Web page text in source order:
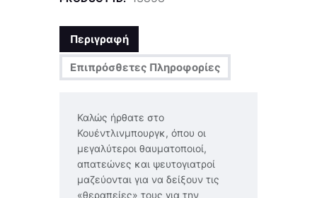
Περιγραφή
Επιπρόσθετες Πληροφορίες
Καλώς ήρθατε στο
Κουέντλινμπουργκ, όπου οι
μεγαλύτεροι θαυματοποιοί,
απατεώνες και ψευτογιατροί
μαζεύονται για να δείξουν τις
«θεραπείες» τους για την